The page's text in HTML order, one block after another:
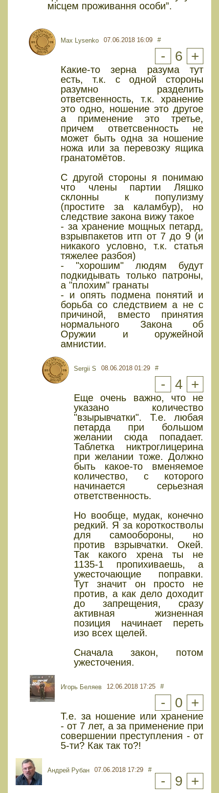
місцем проживання особи”.
Max Lysenko 07.06.2018 16:09 #
- 6 +
Какие-то зерна разума тут
есть, т.к. с одной стороны
разумно разделить
ответсвенность, т.к. хранение
это одно, ношение это другое
а применение это третье,
причем ответсвенность не
может быть одна за ношение
ножа или за перевозку ящика
гранатомётов.
С другой стороны я понимаю
что члены партии Ляшко
склонны к популизму
(простите за каламбур), но
следствие закона вижу такое
- за хранение мощных петард,
взрывпакетов итп от 7 до 9 (и
никакого условно, т.к. статья
тяжелее разбоя)
- "хорошим" людям будут
подкидывать только патроны,
а "плохим" гранаты
- и опять подмена понятий и
борьба со следствием а не с
причиной, вместо принятия
нормального Закона об
Оружии и оружейной
амнистии.
Sergii S 08.06.2018 01:29 #
- 4 +
Еще очень важно, что не
указано количество
"взырывчатки". Т.е. любая
петарда при большом
желании сюда попадает.
Таблетка никтроглицерина
при желании тоже. Должно
быть какое-то вменяемое
количество, с которого
начинается серьезная
ответственность.
Но вообще, мудак, конечно
редкий. Я за короткостволы
для самообороны, но
против взрывчатки. Окей.
Так какого хрена ты не
1135-1 пропихиваешь, а
ужесточающие поправки.
Тут значит он просто не
против, а как дело доходит
до запрещения, сразу
активная жизненная
позиция начинает переть
изо всех щелей.
Сначала закон, потом
ужесточения.
Игорь Беляев 12.06.2018 17:25 #
- 0 +
Т.е. за ношение или хранение
- от 7 лет, а за применение при
совершении преступления - от
5-ти? Как так то?!
Андрей Рубан 07.06.2018 17:29 #
- 9 +